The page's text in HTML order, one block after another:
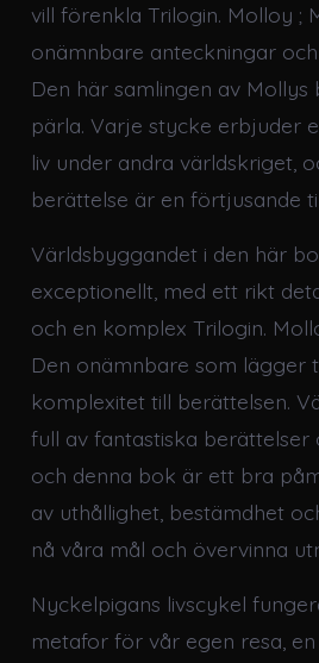
vill förenkla Trilogin. Molloy ;
onämnbare anteckningar
Den här samlingen av
pärla. Varje stycke erbjuder
liv under andra världskriget,
berättelse är en förtjusande
Världsbyggandet i den här
exceptionellt, med ett rikt
och en komplex Trilogin.
Den onämnbare som lägger
komplexitet till berättelsen.
full av fantastiska berättelser
och denna bok är ett bra
av uthållighet, bestämdhet
nå våra mål och övervinna
Nyckelpigans livscykel
metafor för vår egen resa,